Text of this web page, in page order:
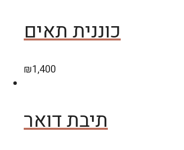
כוננית תאים
₪1,400
תיבת דואר